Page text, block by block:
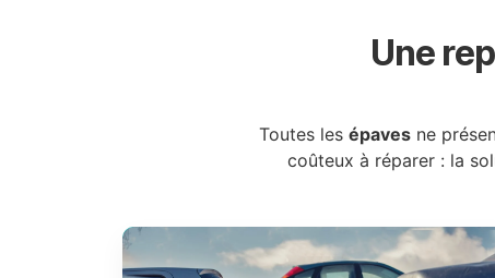
Une
Toutes les épaves ne
coûteux à réparer : la